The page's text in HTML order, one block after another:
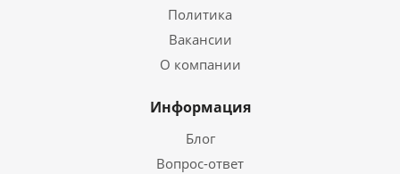
Политика
Вакансии
О компании
Информация
Блог
Вопрос-ответ